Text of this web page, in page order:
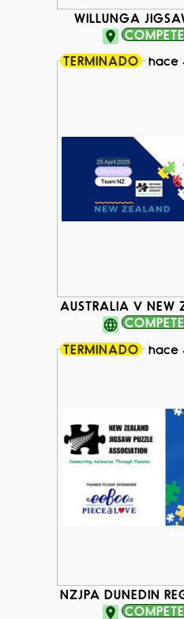
WILLUNGA
TERMINADO
hace
AUSTRALIA V NEW
TERMINADO
hace
NZJPA DUNEDIN